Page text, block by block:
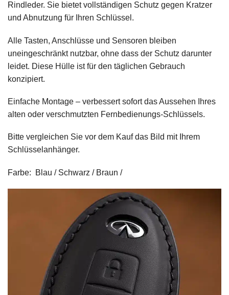
Rindleder. Sie bietet vollständigen Schutz gegen Kratzer
und Abnutzung für Ihren Schlüssel.
Alle Tasten, Anschlüsse und Sensoren bleiben
uneingeschränkt nutzbar, ohne dass der Schutz darunter
leidet. Diese Hülle ist für den täglichen Gebrauch
konzipiert.
Einfache Montage – verbessert sofort das Aussehen Ihres
alten oder verschmutzten Fernbedienungs-Schlüssels.
Bitte vergleichen Sie vor dem Kauf das Bild mit Ihrem
Schlüsselanhänger.
Farbe: Blau / Schwarz / Braun /